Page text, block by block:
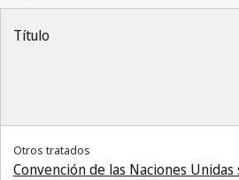
Título
Otros tratados
Convención de las Naciones